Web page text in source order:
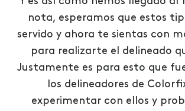
nota, esperamos que estos
servido y ahora te sientas con
para realizarte el delineado
Justamente es para esto que
los delineadores de
experimentar con ellos y